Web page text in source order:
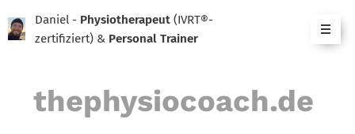
Daniel - Physiotherapeut (IVRT®-
zertifiziert) & Personal Trainer
thephysiocoach.de